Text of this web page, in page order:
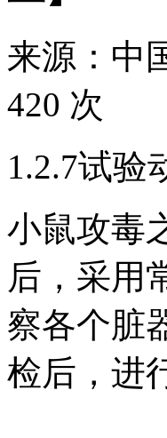
来源： 中
420 次
1.2.7试验
小鼠攻毒
后，采用
察各个脏
检后，进